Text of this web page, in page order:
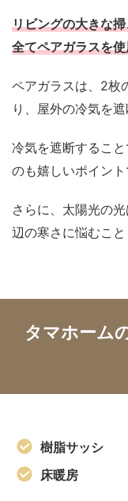
リビングの大きな
全てペアガラスを
ペアガラスは、2枚
り、屋外の冷気を
冷気を遮断するこ
のも嬉しいポイント
さらに、太陽光の
辺の寒さに悩むこと
タマホーム
樹脂サッシ
床暖房